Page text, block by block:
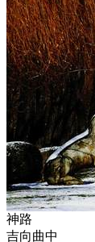
神路
吉向曲中